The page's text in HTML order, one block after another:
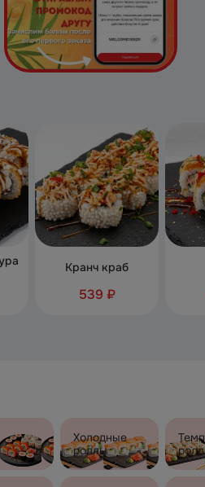
Кранч краб
539 ₽
Холодные
роллы